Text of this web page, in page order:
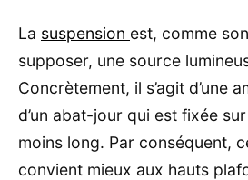
La suspension est, comme
supposer, une source
Concrètement, il s’agit d’une
d’un abat-jour qui est fixée
moins long. Par conséquent,
convient mieux aux hauts